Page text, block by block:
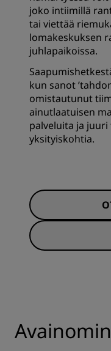
joko intiimillä
tai viettää
lomakeskuksen
juhlapaikoissa.
kun sanot
omistautunut
ainutlaatuisen
palveluita ja
yksityiskohtia.